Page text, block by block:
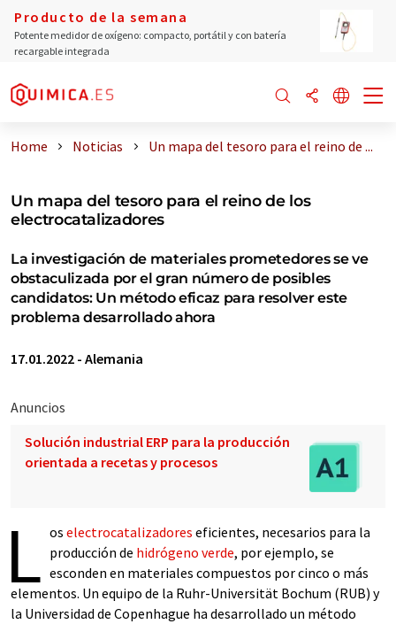
Producto de la semana
Potente medidor de oxígeno: compacto, portátil y con batería
recargable integrada
Home Noticias Un mapa del tesoro para el reino de ...
Un mapa del tesoro para el reino de los
electrocatalizadores
La investigación de materiales prometedores se ve
obstaculizada por el gran número de posibles
candidatos: Un método eficaz para resolver este
problema desarrollado ahora
17.01.2022 - Alemania
Anuncios
Solución industrial ERP para la producción
orientada a recetas y procesos
L os electrocatalizadores eficientes, necesarios para la
producción de hidrógeno verde, por ejemplo, se
esconden en materiales compuestos por cinco o más
elementos. Un equipo de la Ruhr-Universität Bochum (RUB) y
la Universidad de Copenhague ha desarrollado un método